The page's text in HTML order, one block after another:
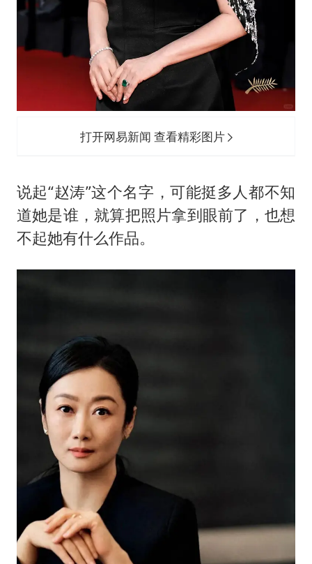
打开网易新闻 查看精彩图片
说起“赵涛”这个名字，可能挺多人都不知
道她是谁，就算把照片拿到眼前了，也想
不起她有什么作品。